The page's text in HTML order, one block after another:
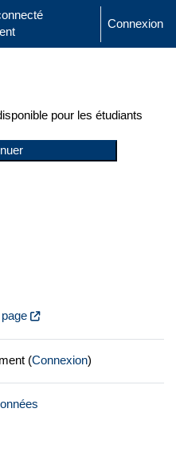
recherche
Connexion
pour les étudiants
(Connexion)